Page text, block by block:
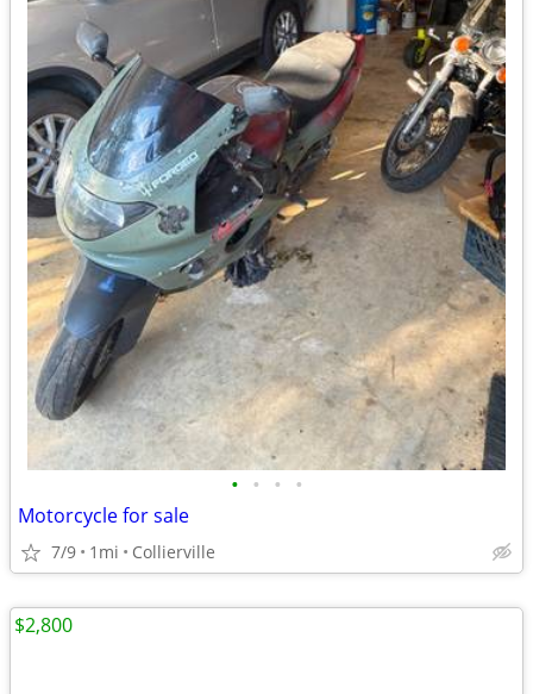
• • • •
Motorcycle for sale
7/9 1mi Collierville
$2,800